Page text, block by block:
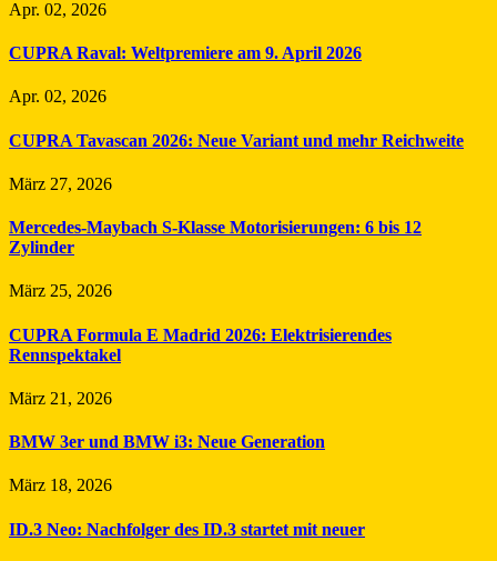
Apr. 02, 2026
CUPRA Raval: Weltpremiere am 9. April 2026
Apr. 02, 2026
CUPRA Tavascan 2026: Neue Variant und mehr Reichweite
März 27, 2026
Mercedes-Maybach S-Klasse Motorisierungen: 6 bis 12
Zylinder
März 25, 2026
CUPRA Formula E Madrid 2026: Elektrisierendes
Rennspektakel
März 21, 2026
BMW 3er und BMW i3: Neue Generation
März 18, 2026
ID.3 Neo: Nachfolger des ID.3 startet mit neuer